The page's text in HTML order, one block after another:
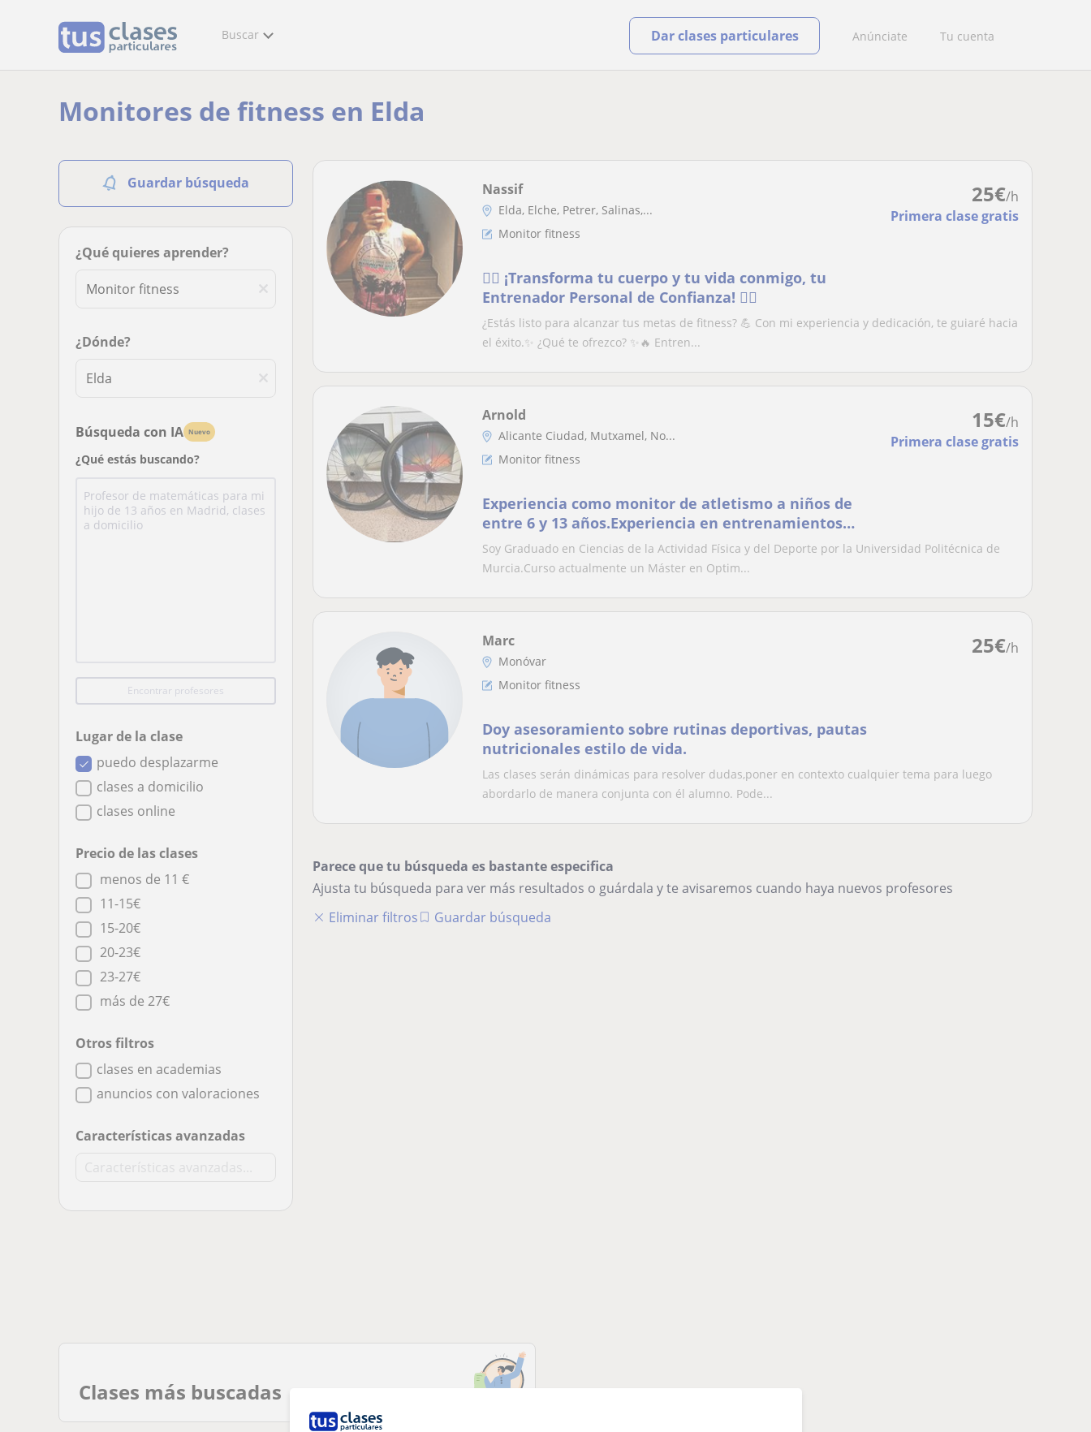
Buscar Anúnciate Tu cuenta
Dar clases particulares
Monitores de fitness en Elda
Guardar búsqueda
¿Qué quieres aprender?
¿Dónde?
Búsqueda con IA Nuevo
¿Qué estás buscando?
Encontrar profesores
Lugar de la clase
puedo desplazarme
clases a domicilio
clases online
Precio de las clases
menos de 11 €
11-15€
15-20€
20-23€
23-27€
más de 27€
Otros filtros
clases en academias
anuncios con valoraciones
Características avanzadas
25€/h
Primera clase gratis
Nassif
Elda, Elche, Petrer, Salinas,...
Monitor fitness
🏋️‍♂️ ¡Transforma tu cuerpo y tu vida conmigo, tu
Entrenador Personal de Confianza! 🏋️‍♀️
¿Estás listo para alcanzar tus metas de fitness? 💪 Con mi experiencia y dedicación, te guiaré hacia
el éxito.✨ ¿Qué te ofrezco? ✨🔥 Entren...
15€/h
Primera clase gratis
Arnold
Alicante Ciudad, Mutxamel, No...
Monitor fitness
Experiencia como monitor de atletismo a niños de
entre 6 y 13 años.Experiencia en entrenamientos
personales a deportistas y a población cuyo objetivo es
la salud
Soy Graduado en Ciencias de la Actividad Física y del Deporte por la Universidad Politécnica de
Murcia.Curso actualmente un Máster en Optim...
25€/h
Marc
Monóvar
Monitor fitness
Doy asesoramiento sobre rutinas deportivas, pautas
nutricionales estilo de vida.
Las clases serán dinámicas para resolver dudas,poner en contexto cualquier tema para luego
abordarlo de manera conjunta con él alumno. Pode...
Parece que tu búsqueda es bastante especifica
Ajusta tu búsqueda para ver más resultados o guárdala y te avisaremos cuando haya nuevos profesores
Eliminar filtros
Guardar búsqueda
Clases más buscadas